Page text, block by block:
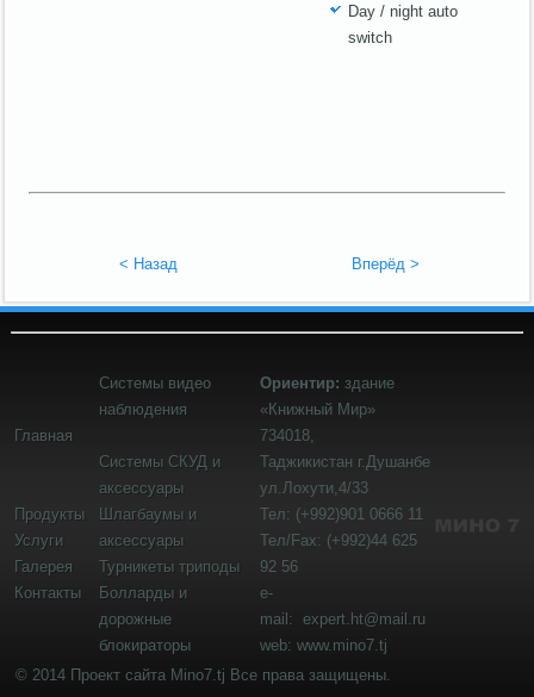
Day / night auto
switch
< Назад Вперёд >
Главная
Продукты
Услуги
Галерея
Контакты
Системы видео
наблюдения
Системы СКУД и
аксессуары
Шлагбаумы и
аксессуары
Турникеты триподы
Болларды и
дорожные
блокираторы
Ориентир: здание
«Книжный Мир»
734018,
Таджикистан г.Душанбе
ул.Лохути,4/33
Тел: (+992)901 0666 11
Тел/Fax: (+992)44 625
92 56
e-
mail: expert.ht@mail.ru
web: www.mino7.tj
© 2014 Проект сайта Mino7.tj Все права защищены.